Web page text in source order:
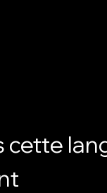
cette